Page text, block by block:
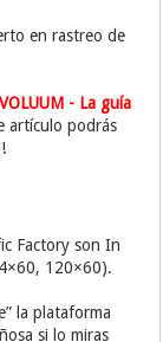
en rastreo de
VOLUUM - La guía
artículo podrás
Factory son In
120×60).
la plataforma
si lo miras